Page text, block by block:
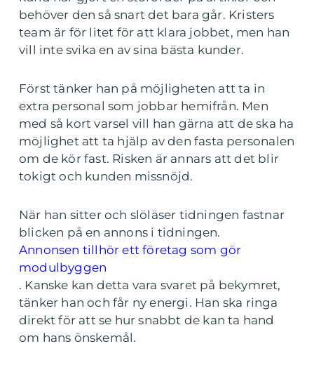
behöver den så snart det bara går. Kristers
team är för litet för att klara jobbet, men han
vill inte svika en av sina bästa kunder.
Först tänker han på möjligheten att ta in
extra personal som jobbar hemifrån. Men
med så kort varsel vill han gärna att de ska ha
möjlighet att ta hjälp av den fasta personalen
om de kör fast. Risken är annars att det blir
tokigt och kunden missnöjd.
När han sitter och slöläser tidningen fastnar
blicken på en annons i tidningen.
Annonsen tillhör ett företag som gör
modulbyggen
. Kanske kan detta vara svaret på bekymret,
tänker han och får ny energi. Han ska ringa
direkt för att se hur snabbt de kan ta hand
om hans önskemål.